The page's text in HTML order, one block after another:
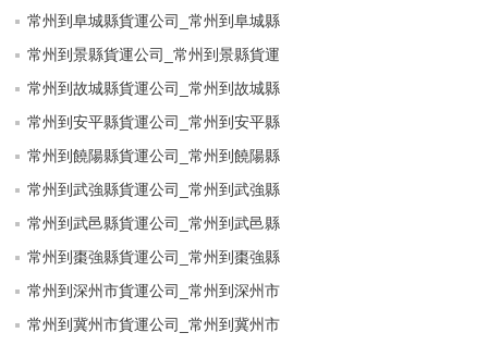
常州到阜城縣貨運公司_常州到阜城縣
常州到景縣貨運公司_常州到景縣貨運
常州到故城縣貨運公司_常州到故城縣
常州到安平縣貨運公司_常州到安平縣
常州到饒陽縣貨運公司_常州到饒陽縣
常州到武強縣貨運公司_常州到武強縣
常州到武邑縣貨運公司_常州到武邑縣
常州到棗強縣貨運公司_常州到棗強縣
常州到深州市貨運公司_常州到深州市
常州到冀州市貨運公司_常州到冀州市